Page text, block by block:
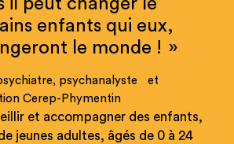
il peut changer le
enfants qui eux,
le monde ! »
psychanalyste et
Cerep-Phymentin
et accompagner des enfants,
jeunes adultes, âgés de 0 à 24